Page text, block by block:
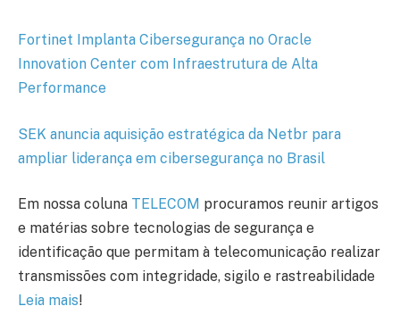
Fortinet Implanta Cibersegurança no Oracle
Innovation Center com Infraestrutura de Alta
Performance
SEK anuncia aquisição estratégica da Netbr para
ampliar liderança em cibersegurança no Brasil
Em nossa coluna TELECOM procuramos reunir artigos
e matérias sobre tecnologias de segurança e
identificação que permitam à telecomunicação realizar
transmissões com integridade, sigilo e rastreabilidade
Leia mais!